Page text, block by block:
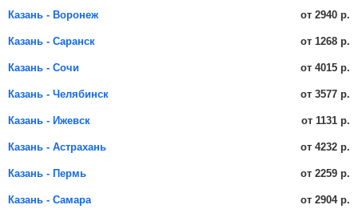
Казань - Воронеж от 2940 р.
Казань - Саранск от 1268 р.
Казань - Сочи от 4015 р.
Казань - Челябинск от 3577 р.
Казань - Ижевск от 1131 р.
Казань - Астрахань от 4232 р.
Казань - Пермь от 2259 р.
Казань - Самара от 2904 р.